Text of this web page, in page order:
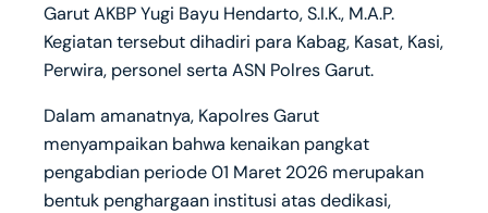
Garut AKBP Yugi Bayu Hendarto, S.I.K., M.A.P.
Kegiatan tersebut dihadiri para Kabag, Kasat, Kasi,
Perwira, personel serta ASN Polres Garut.
Dalam amanatnya, Kapolres Garut
menyampaikan bahwa kenaikan pangkat
pengabdian periode 01 Maret 2026 merupakan
bentuk penghargaan institusi atas dedikasi,